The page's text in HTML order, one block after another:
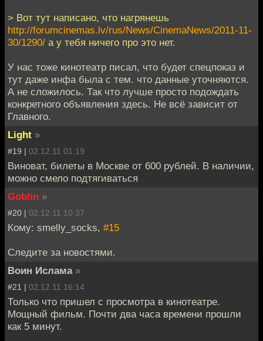
> Вот тут написано, что нагрянешь
http://forumcinemas.lv/rus/News/CinemaNews/2011-11-
30/1290/ а у тебя ничего про это нет.
У нас тоже кинотеатр писал, что будет спецпоказ и
тут даже инфа была с тем. что данные уточняются.
А не сложилось. Так что лучше просто подождать
конкретного объявления здесь. Не всё зависит от
Главного.
Light »
#19 | 02.12.11 01:19
Виноват, билеты в Москве от 600 рублей. В наличии,
можно смело подтягиваться
Goblin »
#20 | 02.12.11 10:37
Кому: smelly_socks, #15
Следите за новостями.
Воин Ислама »
#21 | 02.12.11 16:14
Только что пришел с просмотра в кинотеатре.
Мощный фильм. Почти два часа времени прошли
как 5 минут.